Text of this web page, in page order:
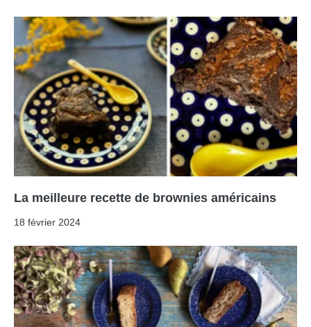
La meilleure recette de brownies américains
18 février 2024